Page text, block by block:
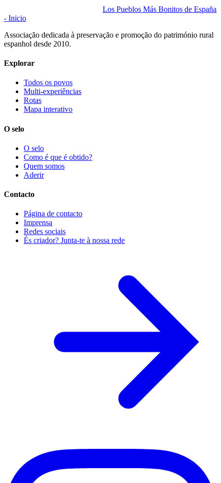
Los Pueblos Más Bonitos de España
- Inicio
Associação dedicada à preservação e promoção do património rural
espanhol desde 2010.
Explorar
Todos os povos
Multi-experiências
Rotas
Mapa interativo
O selo
O selo
Como é que é obtido?
Quem somos
Aderir
Contacto
Página de contacto
Imprensa
Redes sociais
És criador? Junta-te à nossa rede